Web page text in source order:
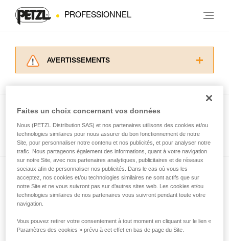
PROFESSIONNEL
AVERTISSEMENTS
informations de la notice technique pour
d’informations.
Maîtriser ces techniques nécessite une
formation et un entraînement spécifique. Validez
avec un professionnel votre capacité à refaire
la manipulation, seul, en toute sécurité, avant
de la reproduire en autonomie.
Nous donnons des exemples de techniques
Voir tous les conseils
Abonnez-vous à la newsletter
et restez connecté à notre actualité
Email *
Faites un choix concernant vos données
Nous (PETZL Distribution SAS) et nos partenaires utilisons des cookies et/ou
technologies similaires pour nous assurer du bon fonctionnement de notre
Site, pour personnaliser notre contenu et nos publicités, et pour analyser notre
trafic. Nous partageons également des informations, quant à votre navigation
sur notre Site, avec nos partenaires analytiques, publicitaires et de réseaux
sociaux afin de personnaliser nos publicités. Dans le cas où vous les
acceptez, nos cookies et/ou technologies similaires ne sont actifs que sur
notre Site et ne vous suivront pas sur d’autres sites web. Les cookies et/ou
technologies similaires de nos partenaires vous suivront pendant toute votre
navigation.
Vous pouvez retirer votre consentement à tout moment en cliquant sur le lien «
Paramètres des cookies » prévu à cet effet en bas de page du Site.